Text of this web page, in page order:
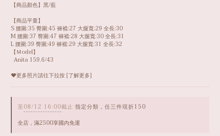
【商品顏色】黑/藍
【商品平量】
S 腰圍:35 臀圍:45 褲襠:27 大腿寬:29 全長:30
M 腰圍:37 臀圍:47 褲襠:28 大腿寬:30 全長:31
L 腰圍:39 臀圍:49 褲襠:29 大腿寬:31 全長:32
【Ｍodel】
  Anita 159.6/43
❤️更多照片請往下拉按 [了解更多]
至08/12 16:00截止 指定分類，任三件現折150
全店，滿2500享國內免運